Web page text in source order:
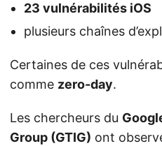
23 vulnérabilités iOS
plusieurs chaînes
Certaines de ces
comme zero-day.
Les chercheurs du
Group (GTIG) ont